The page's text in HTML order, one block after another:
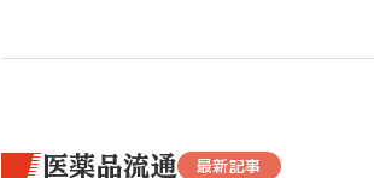
て
医薬品流通 最新記事